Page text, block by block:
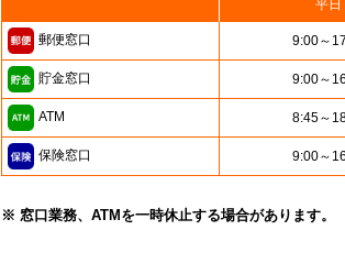
平日
郵便窓口 9:00～
貯金窓口 9:00～
ATM 8:45～
保険窓口 9:00～
※ 窓口業務、ATMを一時休止する場合があります。